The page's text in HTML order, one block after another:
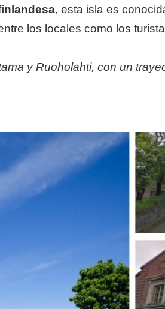
, esta isla es
los locales como los
y Ruoholahti, con un